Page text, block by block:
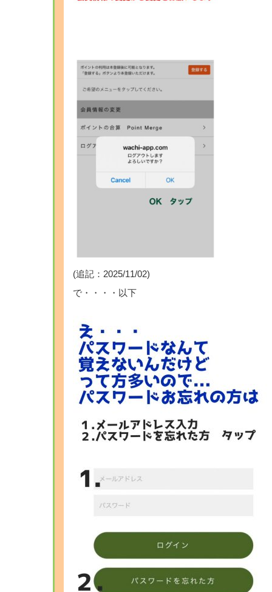
(追記：2025/11/02)
で・・・・以下